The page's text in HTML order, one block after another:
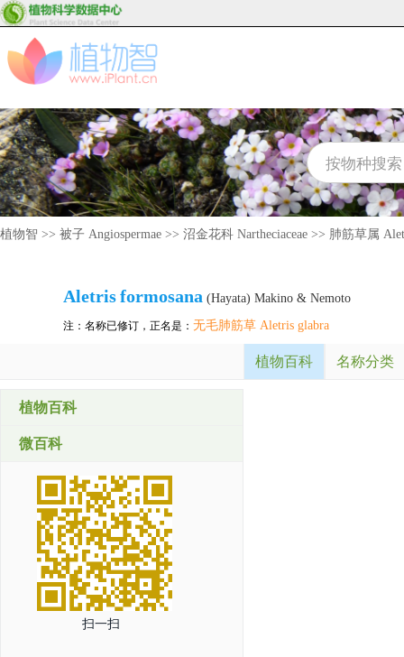
植物智 >> 被子 Angiospermae >> 沼金花科 Nartheciaceae >> 肺筋草属
Aletrisformosana (Hayata) Makino & Nemoto
注：名称已修订，正名是： 无毛肺筋草 Aletris glabra
植物百科 名称分类
植物百科
微百科
扫一扫